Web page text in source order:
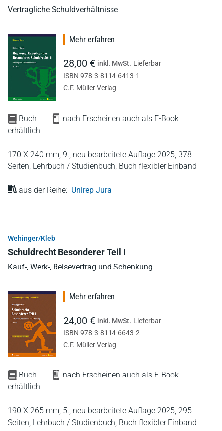
Vertragliche Schuldverhältnisse
Buch
nach Erscheinen auch als E-Book
erhältlich
170 X 240 mm, 9., neu bearbeitete Auflage 2025, 378
Seiten, Lehrbuch / Studienbuch, Buch flexibler Einband
aus der Reihe: Unirep Jura
Mehr erfahren
28,00 € inkl. MwSt. Lieferbar
ISBN 978-3-8114-6413-1
C.F. Müller Verlag
Wehinger/Kleb
Schuldrecht Besonderer Teil I
Kauf-, Werk-, Reisevertrag und Schenkung
Buch
nach Erscheinen auch als E-Book
erhältlich
190 X 265 mm, 5., neu bearbeitete Auflage 2025, 295
Seiten, Lehrbuch / Studienbuch, Buch flexibler Einband
Mehr erfahren
24,00 € inkl. MwSt. Lieferbar
ISBN 978-3-8114-6643-2
C.F. Müller Verlag